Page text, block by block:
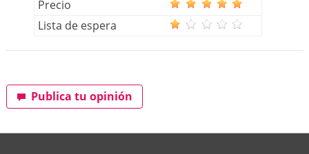
Precio
Lista de espera
Publica tu opinión